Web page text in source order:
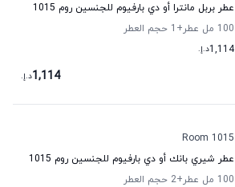
عطر بربل مانترا أو دي بارفيوم للجنسين روم 1015
100 مل عطر
+1
حجم العطر
1,114د.إ.
1,114د.إ.
Room 1015
عطر شيري بانك أو دي بارفيوم للجنسين روم 1015
100 مل عطر
+2
حجم العطر